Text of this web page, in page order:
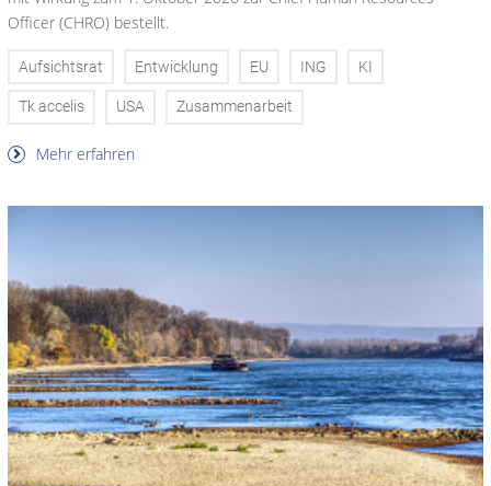
Officer (CHRO) bestellt.
Aufsichtsrat Entwicklung EU ING KI
Tk accelis USA Zusammenarbeit
Mehr erfahren